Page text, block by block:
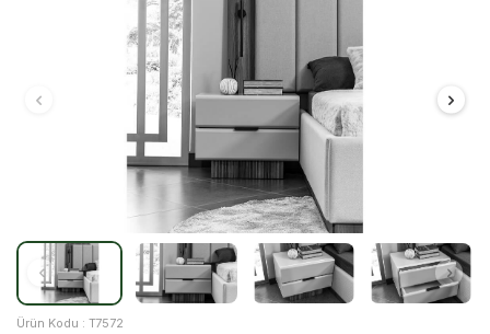
Ürün Kodu : T7572